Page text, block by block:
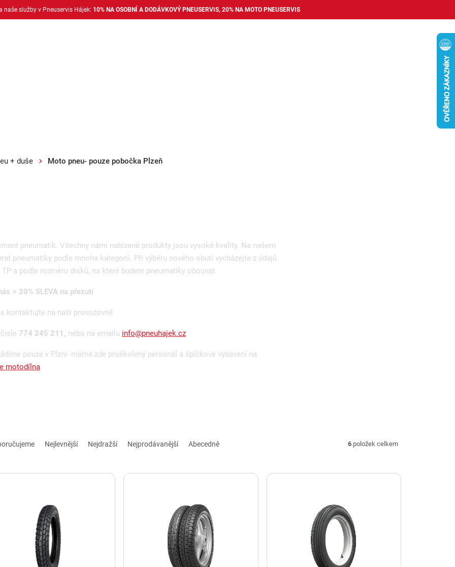
naše služby v Pneuservis Hájek: 10% NA OSOBNÍ A DODÁVKOVÝ PNEUSERVIS, 20% NA MOTO PNEUSERVIS
Nákupní
+ duše Moto pneu- pouze pobočka Plzeň
pneumatik. Všechny námi nabízené produkty jsou vysoké kvality. Na našem
pneumatiky podle mnoha kategorií. Při výběru nového obutí vycházejte z údajů
a podle rozměru disků, na které budete pneumatiky obouvat.
= 20% SLEVA na přezutí
kontaktujte na naší provozovně
774 245 211, nebo na emailu info@pneuhajek.cz
pouze v Plzni- máme zde proškolený personál a špičkové vybavení na
motodílna
Nejlevnější Nejdražší Nejprodávanější Abecedně 6 položek celkem